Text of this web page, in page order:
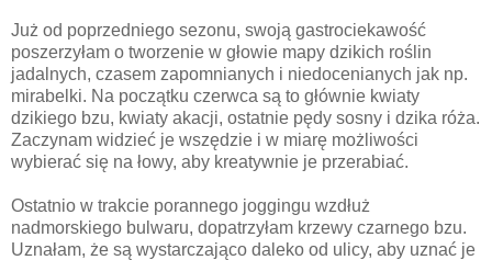
Już od poprzedniego sezonu, swoją gastrociekawość
poszerzyłam o tworzenie w głowie mapy dzikich roślin
jadalnych, czasem zapomnianych i niedocenianych jak np.
mirabelki. Na początku czerwca są to głównie kwiaty
dzikiego bzu, kwiaty akacji, ostatnie pędy sosny i dzika róża.
Zaczynam widzieć je wszędzie i w miarę możliwości
wybierać się na łowy, aby kreatywnie je przerabiać.
Ostatnio w trakcie porannego joggingu wzdłuż
nadmorskiego bulwaru, dopatrzyłam krzewy czarnego bzu.
Uznałam, że są wystarczająco daleko od ulicy, aby uznać je